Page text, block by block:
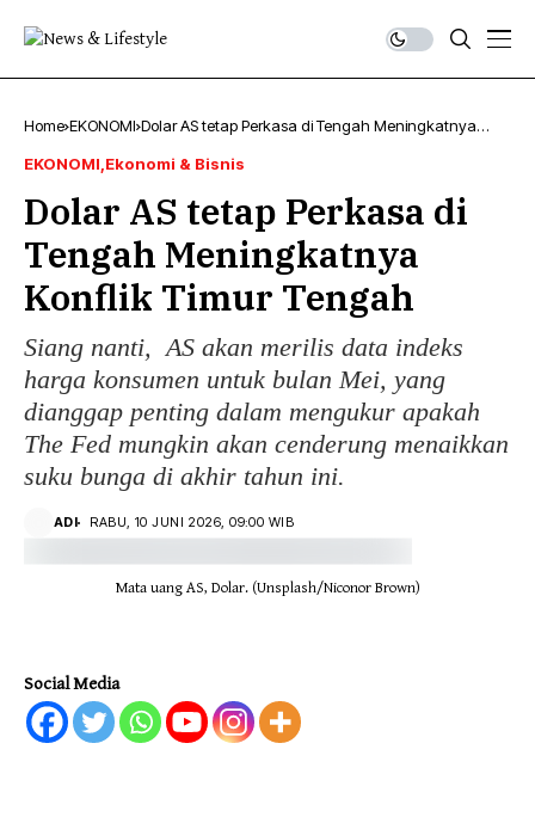
Home EKONOMI Dolar AS tetap Perkasa di Tengah Meningkatnya
EKONOMI Ekonomi & Bisnis
Dolar AS tetap Perkasa di
Tengah Meningkatnya
Konflik Timur Tengah
Siang nanti, AS akan merilis data indeks
harga konsumen untuk bulan Mei, yang
dianggap penting dalam mengukur apakah
The Fed mungkin akan cenderung menaikkan
suku bunga di akhir tahun ini.
ADI RABU, 10 JUNI 2026, 09:00 WIB
Mata uang AS, Dolar. (Unsplash/Niconor Brown)
Social Media